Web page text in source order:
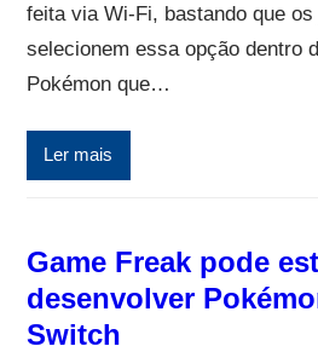
feita via Wi-Fi, bastando que os
selecionem essa opção dentro
Pokémon que…
Ler mais
Game Freak pode
desenvolver
Switch